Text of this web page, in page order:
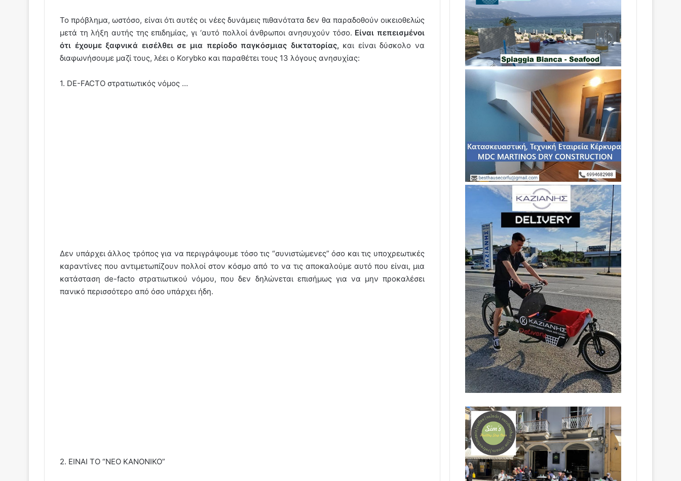
Το πρόβλημα, ωστόσο, είναι ότι αυτές οι νέες δυνάμεις πιθανότατα δεν θα παραδοθούν οικειοθελώς
μετά τη λήξη αυτής της επιδημίας, γι ‘αυτό πολλοί άνθρωποι ανησυχούν τόσο. Είναι πεπεισμένοι
ότι έχουμε ξαφνικά εισέλθει σε μια περίοδο παγκόσμιας δικτατορίας, και είναι δύσκολο να
διαφωνήσουμε μαζί τους, λέει ο Korybko και παραθέτει τους 13 λόγους ανησυχίας:
1. DE-FACTO στρατιωτικός νόμος …
Δεν υπάρχει άλλος τρόπος για να περιγράψουμε τόσο τις “συνιστώμενες” όσο και τις υποχρεωτικές
καραντίνες που αντιμετωπίζουν πολλοί στον κόσμο από το να τις αποκαλούμε αυτό που είναι, μια
κατάσταση de-facto στρατιωτικού νόμου, που δεν δηλώνεται επισήμως για να μην προκαλέσει
πανικό περισσότερο από όσο υπάρχει ήδη.
2. ΕΙΝΑΙ ΤΟ “ΝΕΟ ΚΑΝΟΝΙΚΟ”